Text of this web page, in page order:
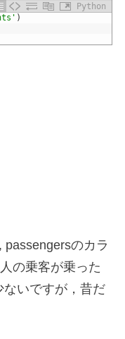
Python
)
passengersのカラ
の乗客が乗った
いですが，昔だ